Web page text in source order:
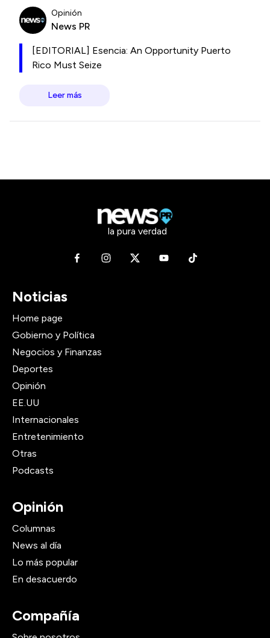
Opinión
News PR
[EDITORIAL] Esencia: An Opportunity Puerto
Rico Must Seize
Leer más
la pura verdad
Noticias
Home page
Gobierno y Política
Negocios y Finanzas
Deportes
Opinión
EE.UU
Internacionales
Entretenimiento
Otras
Podcasts
Opinión
Columnas
News al día
Lo más popular
En desacuerdo
Compañía